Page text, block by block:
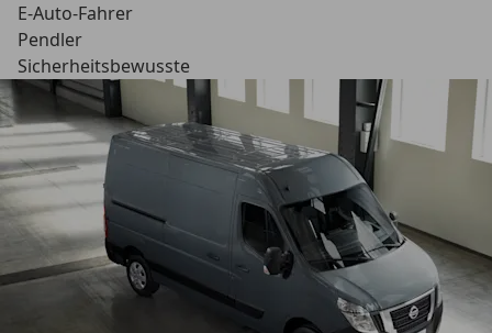
E-Auto-Fahrer
Pendler
Sicherheitsbewusste